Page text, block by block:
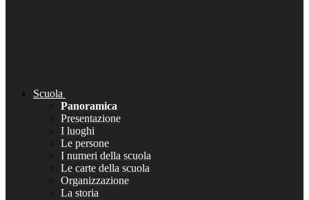
Scuola
Panoramica
Presentazione
I luoghi
Le persone
I numeri della scuola
Le carte della scuola
Organizzazione
La storia